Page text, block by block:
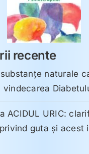
recente
naturale
vindecarea
ACIDUL URIC:
guta și acest